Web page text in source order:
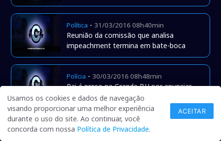
Política - 31/03/2016 08h40min
Reunião da comissão que analisa
impeachment termina em bate-boca
Polícia - 30/03/2016 08h48min
Pai é preso na Grande BH por anunciar
venda de bebê na internet
Polícia-30/03/2016 08h48min
Usamos os cookies e dados de navegação
visando proporcionar uma melhor experiência
durante o uso do site. Ao continuar, você
concorda com nossa Política de Privacidade.
ACEITAR